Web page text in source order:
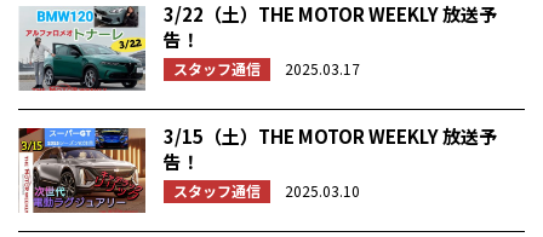
3/22（土）THE MOTOR WEEKLY 放送予
告！
スタッフ通信 2025.03.17
3/15（土）THE MOTOR WEEKLY 放送予
告！
スタッフ通信 2025.03.10